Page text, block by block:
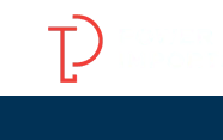
content